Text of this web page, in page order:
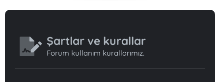
Şartlar ve kurallar
Forum kullanım kurallarımız.